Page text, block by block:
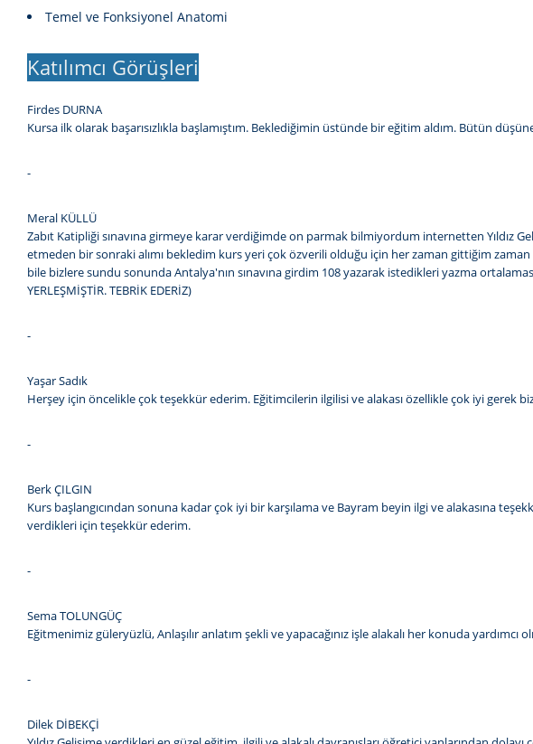
Temel ve Fonksiyonel Anatomi
Katılımcı Görüşleri
Firdes DURNA
Kursa ilk olarak başarısızlıkla başlamıştım. Beklediğimin üstünde bir eğitim aldım. Bütün
-
Meral KÜLLÜ
Zabıt Katipliği sınavına girmeye karar verdiğimde on parmak bilmiyordum internetten Yıldız
etmeden bir sonraki alımı bekledim kurs yeri çok özverili olduğu için her zaman gittiğim
bile bizlere sundu sonunda Antalya'nın sınavına girdim 108 yazarak istedikleri yazma
YERLEŞMİŞTİR. TEBRİK EDERİZ)
-
Yaşar Sadık
Herşey için öncelikle çok teşekkür ederim. Eğitimcilerin ilgilisi ve alakası özellikle çok iyi
-
Berk ÇILGIN
Kurs başlangıcından sonuna kadar çok iyi bir karşılama ve Bayram beyin ilgi ve alakasına
verdikleri için teşekkür ederim.
-
Sema TOLUNGÜÇ
Eğitmenimiz güleryüzlü, Anlaşılır anlatım şekli ve yapacağınız işle alakalı her konuda
-
Dilek DİBEKÇİ